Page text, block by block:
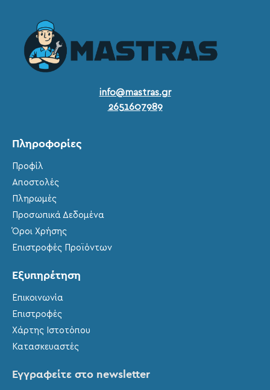
info@mastras.gr
2651607989
Πληροφορίες
Προφίλ
Αποστολές
Πληρωμές
Προσωπικά Δεδομένα
Όροι Χρήσης
Επιστροφές Προϊόντων
Εξυπηρέτηση
Επικοινωνία
Επιστροφές
Χάρτης Ιστοτόπου
Κατασκευαστές
Εγγραφείτε στο newsletter